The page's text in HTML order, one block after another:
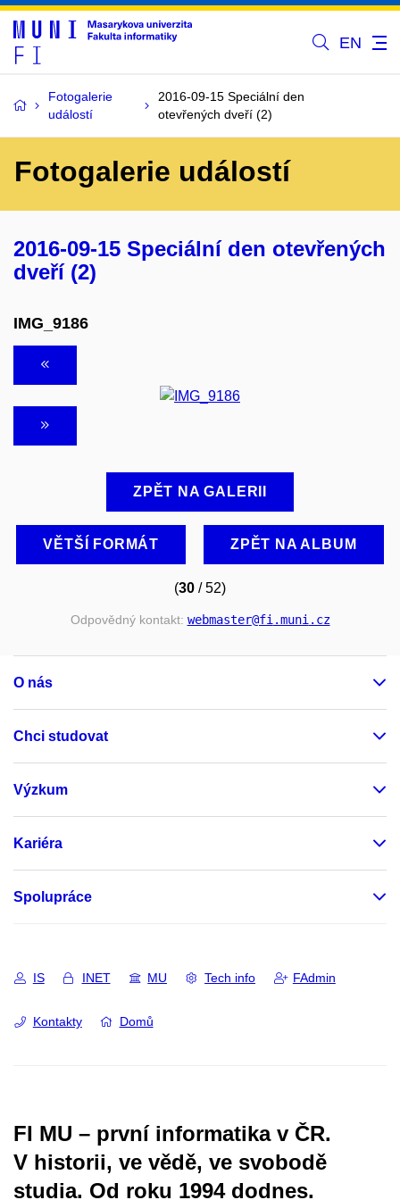
EN
Fotogalerie
událostí
2016-09-15 Speciální den
otevřených dveří (2)
Fotogalerie událostí
2016-09-15 Speciální den otevřených
dveří (2)
IMG_9186
ZPĚT NA GALERII
VĚTŠÍ FORMÁT ZPĚT NA ALBUM
(30 / 52)
Odpovědný kontakt: webmaster@fi.muni.cz
O nás
Chci studovat
Výzkum
Kariéra
Spolupráce
IS INET MU Tech info FAdmin
Kontakty Domů
FI MU – první informatika v ČR.
V historii, ve vědě, ve svobodě
studia. Od roku 1994 dodnes.